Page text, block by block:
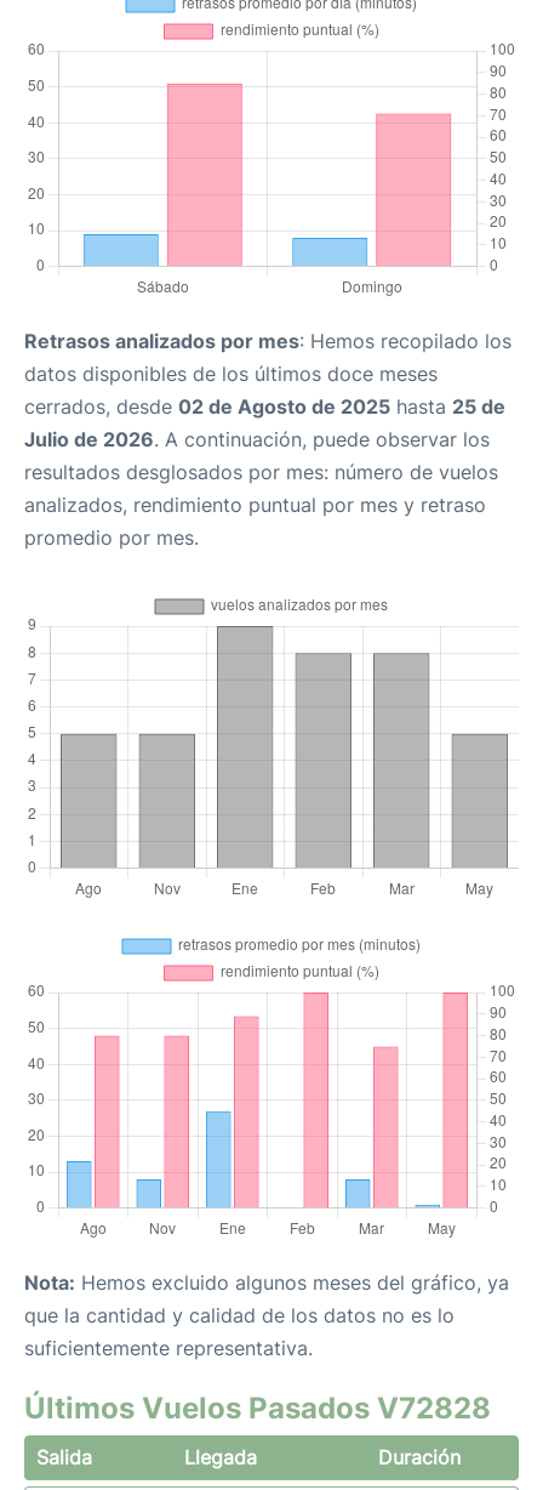
Retrasos analizados por mes: Hemos recopilado los
datos disponibles de los últimos doce meses
cerrados, desde 02 de Agosto de 2025 hasta 25 de
Julio de 2026. A continuación, puede observar los
resultados desglosados por mes: número de vuelos
analizados, rendimiento puntual por mes y retraso
promedio por mes.
Nota: Hemos excluido algunos meses del gráfico, ya
que la cantidad y calidad de los datos no es lo
suficientemente representativa.
Últimos Vuelos Pasados V72828
Salida Llegada
Duración